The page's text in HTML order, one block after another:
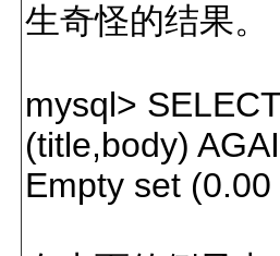
生奇怪的结果。
mysql>
(title,body)
Empty set (0.00